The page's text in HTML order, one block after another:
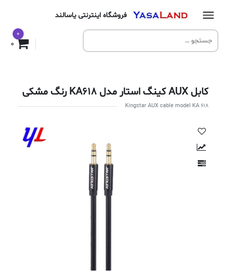
فروشگاه اینترنتی یاسالند
0
0
کابل AUX کینگ استار مدل KA618 رنگ مشکی
Kingstar AUX cable model KA 618